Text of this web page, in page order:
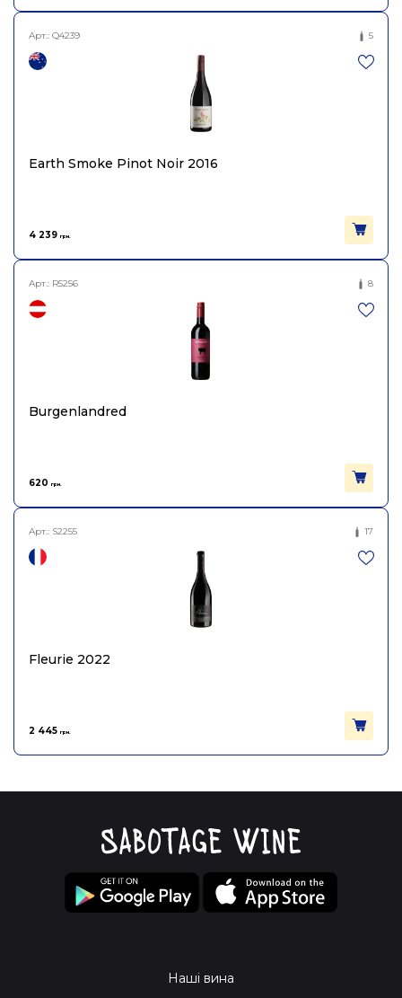
Арт.: Q4239 5
Earth Smoke Pinot Noir 2016
4 239 грн.
Арт.: R5256 8
Burgenlandred
620 грн.
Арт.: S2255 17
Fleurie 2022
2 445 грн.
Наші вина